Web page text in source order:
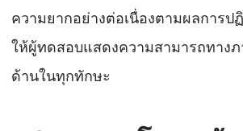
ความยากอย่างต่อเนื่องตามผลการป
ให้ผู้ทดสอบแสดงความสามารถทาง
ด้านในทุกทักษะ